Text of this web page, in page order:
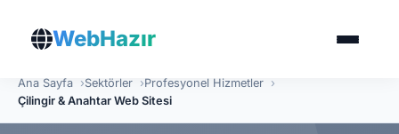
WebHazır
Ana Sayfa Sektörler
Profesyonel Hizmetler
Çilingir & Anahtar Web Sitesi